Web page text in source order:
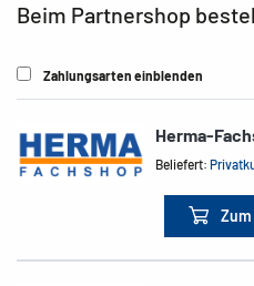
Beim Partnershop
Zahlungsarten einblenden
Herma-
Beliefert: